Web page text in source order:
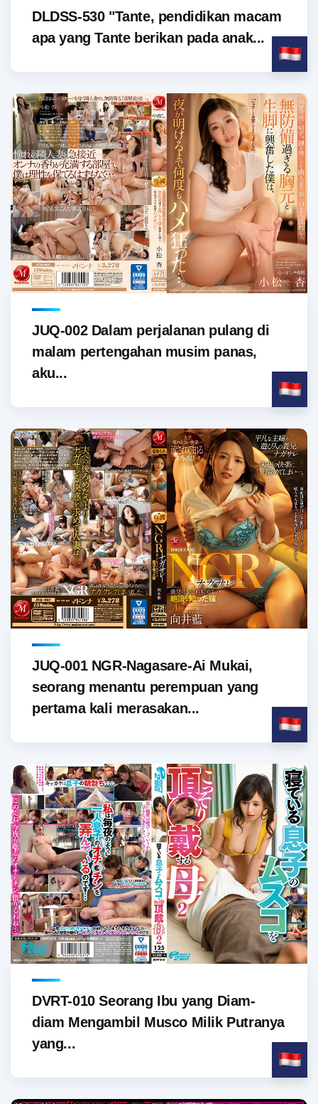
DLDSS-530 "Tante, pendidikan macam
apa yang Tante berikan pada anak...
JUQ-002 Dalam perjalanan pulang di
malam pertengahan musim panas,
aku...
JUQ-001 NGR-Nagasare-Ai Mukai,
seorang menantu perempuan yang
pertama kali merasakan...
DVRT-010 Seorang Ibu yang Diam-
diam Mengambil Musco Milik Putranya
yang...